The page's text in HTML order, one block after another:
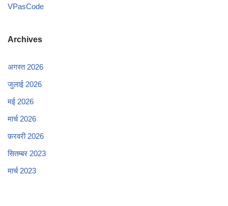
VPasCode
Archives
अगस्त 2026
जुलाई 2026
मई 2026
मार्च 2026
फ़रवरी 2026
सितम्बर 2023
मार्च 2023